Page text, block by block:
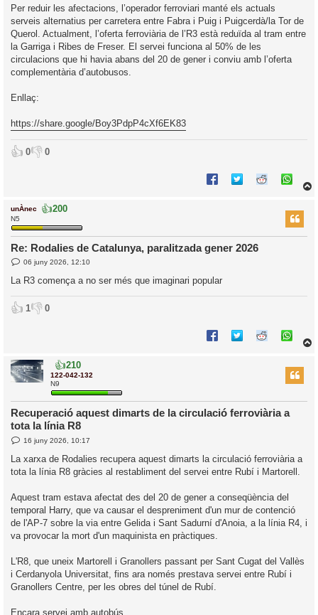
Per reduir les afectacions, l’operador ferroviari manté els actuals
serveis alternatius per carretera entre Fabra i Puig i Puigcerdà/la Tor de
Querol. Actualment, l’oferta ferroviària de l’R3 està reduïda al tram entre
la Garriga i Ribes de Freser. El servei funciona al 50% de les
circulacions que hi havia abans del 20 de gener i conviu amb l’oferta
complementària d’autobusos.
Enllaç:
https://share.google/Boy3PdpP4cXf6EK83
👍 0👎 0
unÀnec 👍200
N5
Re: Rodalies de Catalunya, paralitzada gener 2026
E
r
a
a
06 juny 2026, 12:10
La R3 comença a no ser més que imaginari popular
👍 1👎 0
👍210
122-042-132
N9
Recuperació aquest dimarts de la circulació ferroviària a
tota la línia R8
E
r
a
16 juny 2026, 10:17
La xarxa de Rodalies recupera aquest dimarts la circulació ferroviària a
tota la línia R8 gràcies al restabliment del servei entre Rubí i Martorell.
Aquest tram estava afectat des del 20 de gener a conseqüència del
temporal Harry, que va causar el despreniment d'un mur de contenció
de l'AP-7 sobre la via entre Gelida i Sant Sadurní d'Anoia, a la línia R4, i
va provocar la mort d'un maquinista en pràctiques.
L'R8, que uneix Martorell i Granollers passant per Sant Cugat del Vallès
i Cerdanyola Universitat, fins ara només prestava servei entre Rubí i
Granollers Centre, per les obres del túnel de Rubí.
Encara servei amb autobús